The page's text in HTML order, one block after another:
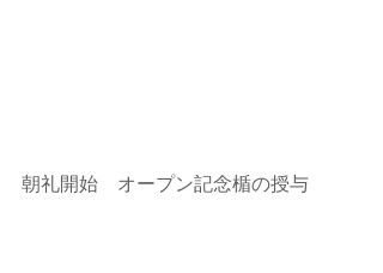
朝礼開始　オープン記念楯の授与